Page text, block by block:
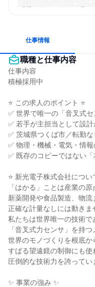
分析・リサーチしたい 穏や
仕事情報
職種と仕事内容
仕事内容
積極採用中
⭐ この求人のポイント ⭐
✅ 世界で唯一の「音叉式
✅ 若手が主担当として設
✅ 茨城県つくば市／転勤
✅ 物理・機械・電気・情
✅ 既存のコピーではない
⭐ 新光電子株式会社につい
「はかる」ことは産業の原
新薬開発や食品製造、物流
正確な計量なしには動きま
私たちは世界唯一の技術で
「音叉式力センサ」を持つ
世界のモノづくりを根底か
すばる望遠鏡の制御にも使
圧倒的な技術力を誇ってい
✨ 事業の強み ✨